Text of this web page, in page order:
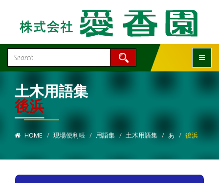
土木用語集
後浜
HOME 現場便利帳 用語集 土木用語集 あ 後浜